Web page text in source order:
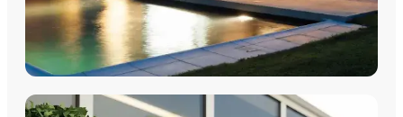
FENÊTRES